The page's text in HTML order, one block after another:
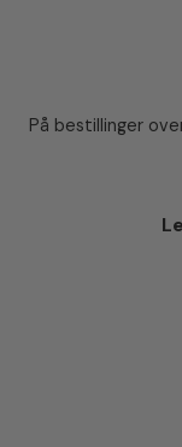
På bestillinger